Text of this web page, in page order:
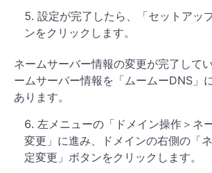
設定が完了したら、「セットアッ
ンをクリックします。
ネームサーバー情報の変更が完了して
ームサーバー情報を「ムームーDNS」
あります。
左メニューの「ドメイン操作＞ネ
変更」に進み、ドメインの右側の「
定変更」ボタンをクリックします。